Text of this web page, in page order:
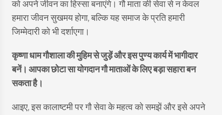
को अपने जीवन का हिस्सा बनाएंगे। गौ माता की सेवा से न केवल
हमारा जीवन सुखमय होगा, बल्कि यह समाज के प्रति हमारी
जिम्मेदारी को भी दर्शाएगा।
कृष्णा धाम गौशाला की मुहिम से जुड़ें और इस पुण्य कार्य में भागीदार
बनें। आपका छोटा सा योगदान गौ माताओं के लिए बड़ा सहारा बन
सकता है।
आइए, इस कालाष्टमी पर गौ सेवा के महत्व को समझें और इसे अपने